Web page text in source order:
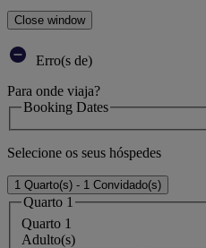
Close window
Erro(s de)
Para onde viaja?
Booking Dates
Selecione os seus hóspedes
1 Quarto(s) - 1 Convidado(s)
Quarto 1
Quarto 1
Adulto(s)